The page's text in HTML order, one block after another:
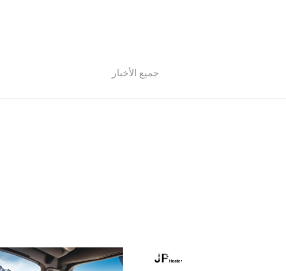
جميع الأخبار